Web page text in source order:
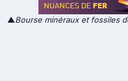
▲Bourse minéraux et fossiles